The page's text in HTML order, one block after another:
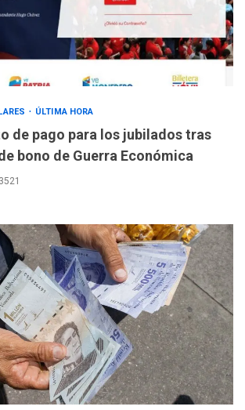
ÚLTIMA HORA
de pago para los jubilados tras
bono de Guerra Económica
3521
POLÍTICA
TITULARES